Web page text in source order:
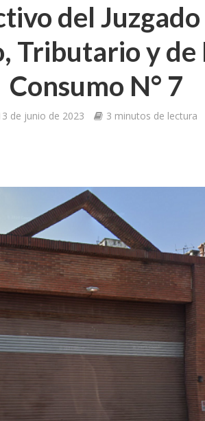
del
Tributario y de
Consumo N° 7
de junio de 2023 3 minutos de lectura